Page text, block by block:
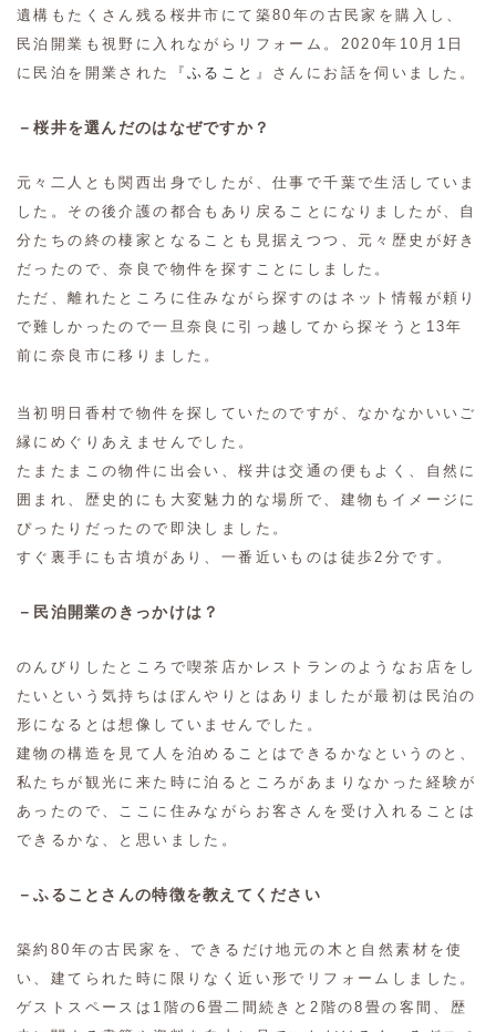
遺構もたくさん残る桜井市にて築80年の古民家を購入し、
民泊開業も視野に入れながらリフォーム。2020年10月1日
に民泊を開業された『 ふること 』さんにお話を伺いました。
－桜井を選んだのはなぜですか？
元々二人とも関西出身でしたが、仕事で千葉で生活していま
した。その後介護の都合もあり戻ることになりましたが、自
分たちの終の棲家となることも見据えつつ、元々歴史が好き
だったので、奈良で物件を探すことにしました。
ただ、離れたところに住みながら探すのはネット情報が頼り
で難しかったので一旦奈良に引っ越してから探そうと13年
前に奈良市に移りました。
当初明日香村で物件を探していたのですが、なかなかいいご
縁にめぐりあえませんでした。
たまたまこの物件に出会い、桜井は交通の便もよく、自然に
囲まれ、歴史的にも大変魅力的な場所で、建物もイメージに
ぴったりだったので即決しました。
すぐ裏手にも古墳があり、一番近いものは徒歩2分です。
－民泊開業のきっかけは？
のんびりしたところで喫茶店かレストランのようなお店をし
たいという気持ちはぼんやりとはありましたが最初は民泊の
形になるとは想像していませんでした。
建物の構造を見て人を泊めることはできるかなというのと、
私たちが観光に来た時に泊るところがあまりなかった経験が
あったので、ここに住みながらお客さんを受け入れることは
できるかな、と思いました。
－ふることさんの特徴を教えてください
築約80年の古民家を、できるだけ地元の木と自然素材を使
い、建てられた時に限りなく近い形でリフォームしました。
ゲストスペースは1階の6畳二間続きと2階の8畳の客間、歴